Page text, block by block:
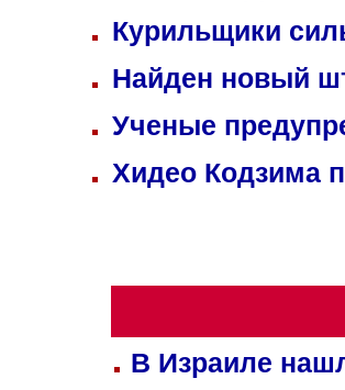
Курильщики
Найден новый
Ученые
Хидео Кодзима
В Израиле